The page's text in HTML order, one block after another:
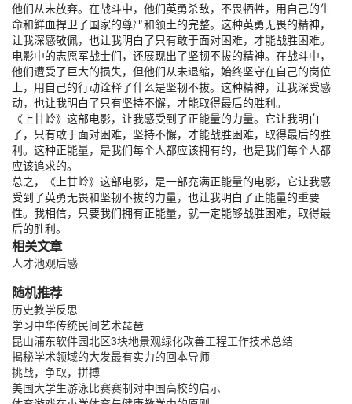
他们从未放弃。在战斗中，他们英勇杀敌，不畏牺牲，用自己的生
命和鲜血捍卫了国家的尊严和领土的完整。这种英勇无畏的精神，
让我深感敬佩，也让我明白了只有敢于面对困难，才能战胜困难。
电影中的志愿军战士们，还展现出了坚韧不拔的精神。在战斗中，
他们遭受了巨大的损失，但他们从未退缩，始终坚守在自己的岗位
上，用自己的行动诠释了什么是坚韧不拔。这种精神，让我深受感
动，也让我明白了只有坚持不懈，才能取得最后的胜利。
《上甘岭》这部电影，让我感受到了正能量的力量。它让我明白
了，只有敢于面对困难，坚持不懈，才能战胜困难，取得最后的胜
利。这种正能量，是我们每个人都应该拥有的，也是我们每个人都
应该追求的。
总之，《上甘岭》这部电影，是一部充满正能量的电影，它让我感
受到了英勇无畏和坚韧不拔的力量，也让我明白了正能量的重要
性。我相信，只要我们拥有正能量，就一定能够战胜困难，取得最
后的胜利。
相关文章
人才池观后感
随机推荐
历史教学反思
学习中华传统民间艺术琵琶
昆山浦东软件园北区3块地景观绿化改善工程工作技术总结
揭秘学术领域的大发最有实力的回本导师
挑战，争取，拼搏
美国大学生游泳比赛赛制对中国高校的启示